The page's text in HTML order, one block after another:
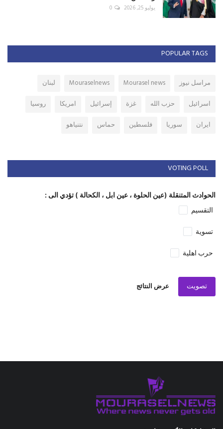
يوليو 25, 2026 0
POPULAR TAGS
مراسل نيوز Mourasel news
Mouraselnews
لبنان
اسرائيل
حزب الله غزة إسرائيل امريكا
روسيا
ايران
سوريا فلسطين حماس نتنياهو
VOTING POLL
الحوادث المتنقلة (عين الحلوة ، عين ابل ، الكحالة ) تؤدي الى :
التقسيم
تسوية
حرب اهلية
تصويت عرض النتائج